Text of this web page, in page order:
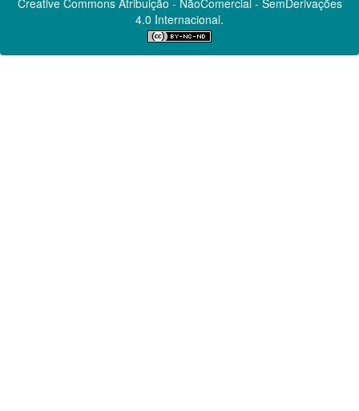
4.0 Internacional.